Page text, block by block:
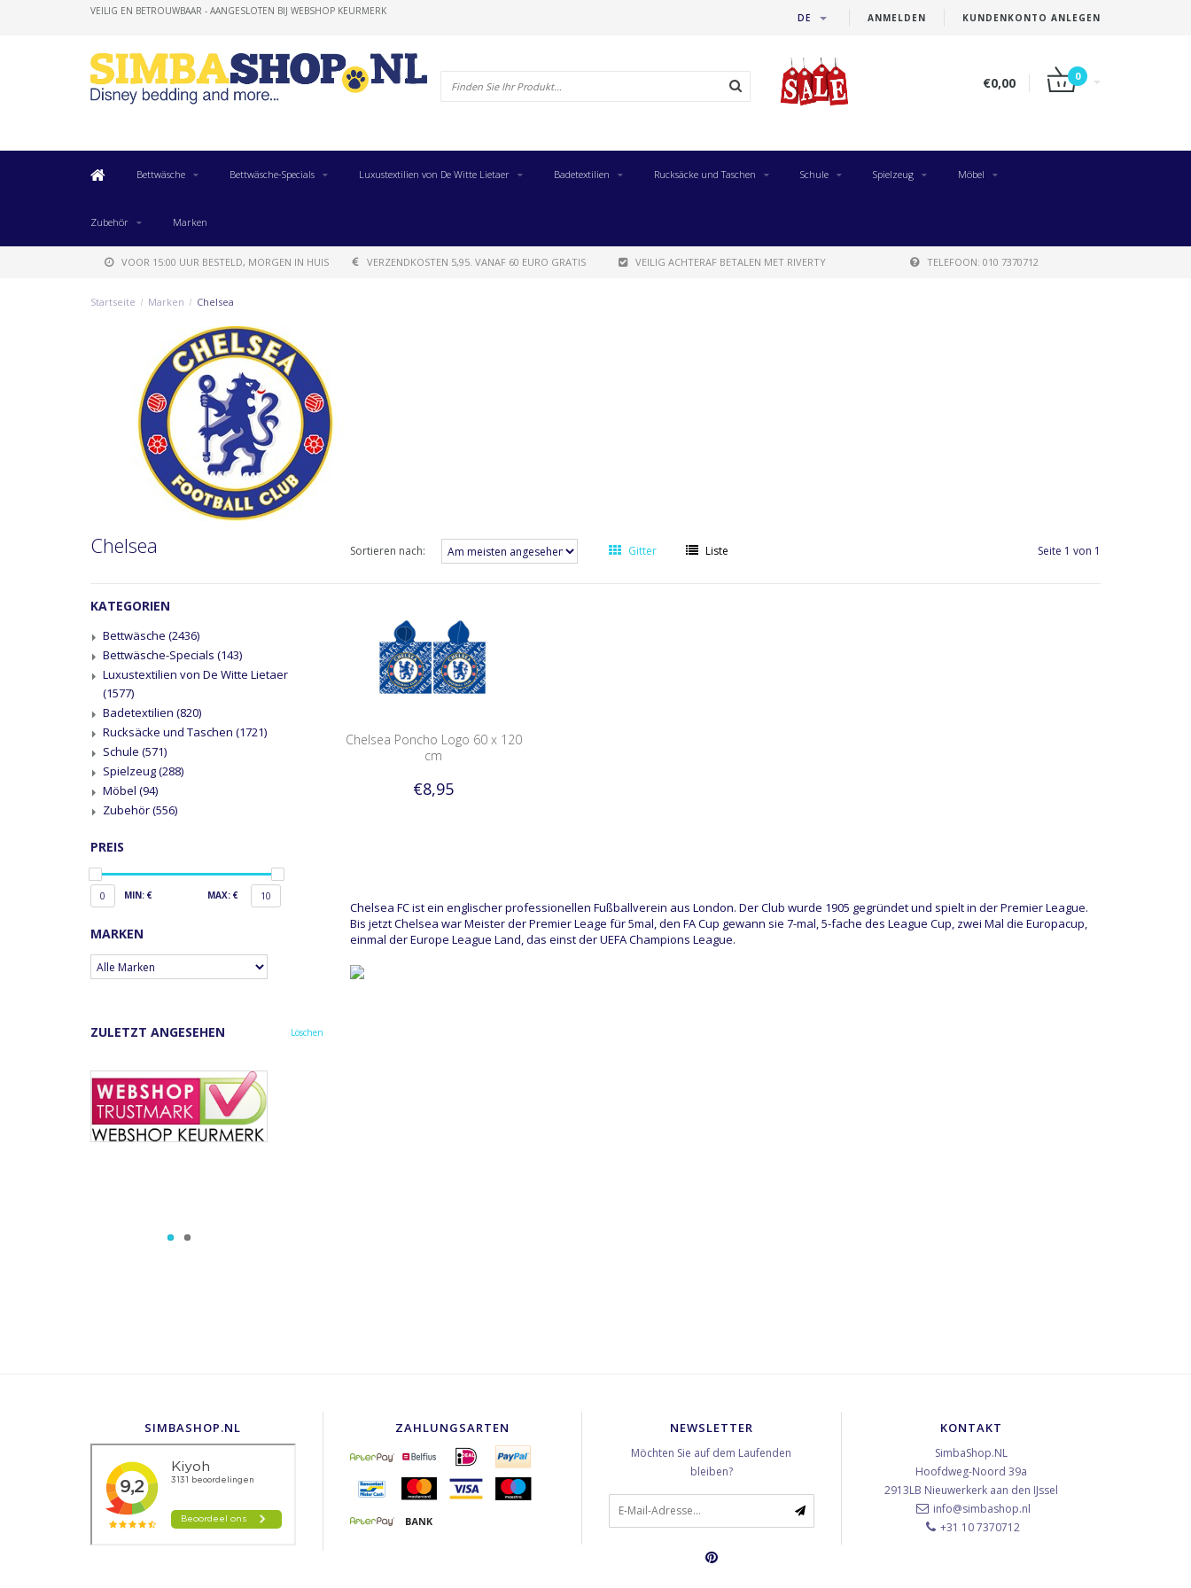
ANMELDEN KUNDENKONTO ANLEGEN
DE
VEILIG EN BETROUWBAAR - AANGESLOTEN BIJ WEBSHOP KEURMERK
€0,00 0
Bettwäsche Bettwäsche-Specials Luxustextilien von De Witte Lietaer Badetextilien Rucksäcke und Taschen Schule Spielzeug Möbel
Zubehör Marken
VOOR 15:00 UUR BESTELD, MORGEN IN HUIS VERZENDKOSTEN 5,95. VANAF 60 EURO GRATIS VEILIG ACHTERAF BETALEN MET RIVERTY TELEFOON: 010 7370712
Startseite / Marken / Chelsea
Chelsea Sortieren nach: Gitter Liste Seite 1 von 1
KATEGORIEN
Bettwäsche (2436)
Bettwäsche-Specials (143)
Luxustextilien von De Witte Lietaer
(1577)
Badetextilien (820)
Rucksäcke und Taschen (1721)
Schule (571)
Spielzeug(288)
Möbel (94)
Zubehör(556)
PREIS
0 MIN: € MAX: € 10
MARKEN
ZULETZT ANGESEHEN Löschen
Chelsea Poncho Logo 60 x 120
cm
€8,95
Chelsea FC ist ein englischer professionellen Fußballverein aus London. Der Club wurde 1905 gegründet und spielt in der Premier League.
Bis jetzt Chelsea war Meister der Premier Leage für 5mal, den FA Cup gewann sie 7-mal, 5-fache des League Cup, zwei Mal die Europacup,
einmal der Europe League Land, das einst der UEFA Champions League.
SIMBASHOP.NL ZAHLUNGSARTEN NEWSLETTER
Möchten Sie auf dem Laufenden
bleiben?
KONTAKT
SimbaShop.NL
Hoofdweg-Noord 39a
2913LB Nieuwerkerk aan den IJssel
info@simbashop.nl
+31 10 7370712